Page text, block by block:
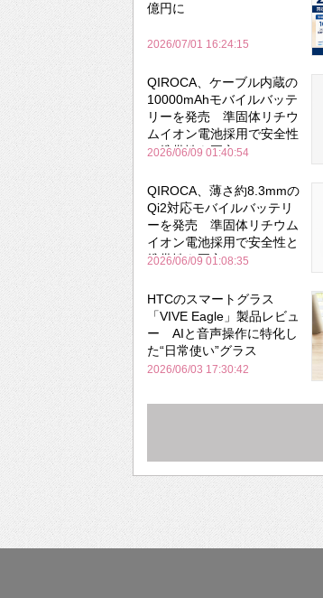
億円に
2026/07/01 16:24:15
QIROCA、ケーブル内蔵の
10000mAhモバイルバッテ
リーを発売 準固体リチウ
ムイオン電池採用で安全性
と携帯性を両立
2026/06/09 01:40:54
QIROCA、薄さ約8.3mmの
Qi2対応モバイルバッテリ
ーを発売 準固体リチウム
イオン電池採用で安全性と
携帯性を両立
2026/06/09 01:08:35
HTCのスマートグラス
「VIVE Eagle」製品レビュ
ー AIと音声操作に特化し
た“日常使い”グラス
2026/06/03 17:30:42